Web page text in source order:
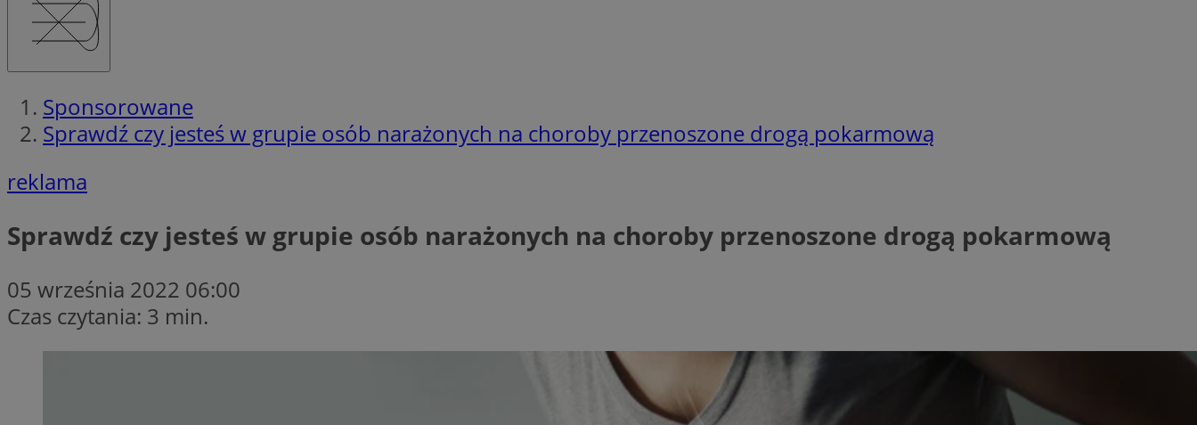
Sponsorowane
Sprawdź czy jesteś w grupie osób narażonych na choroby przenoszone drogą pokarmową
reklama
Sprawdź czy jesteś w grupie osób narażonych na choroby przenoszone drogą pokarmową
05 września 2022 06:00
Czas czytania: 3 min.